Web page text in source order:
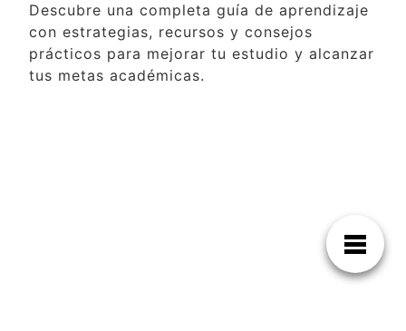
Descubre una completa guía de aprendizaje
con estrategias, recursos y consejos
prácticos para mejorar tu estudio y alcanzar
tus metas académicas.